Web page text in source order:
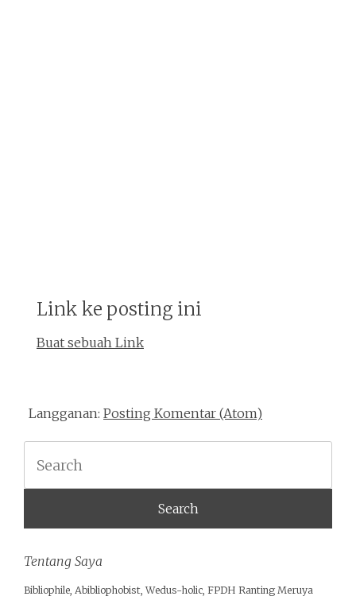
Link ke posting ini
Buat sebuah Link
Langganan: Posting Komentar (Atom)
Tentang Saya
Bibliophile, Abibliophobist, Wedus-holic, FPDH Ranting Meruya